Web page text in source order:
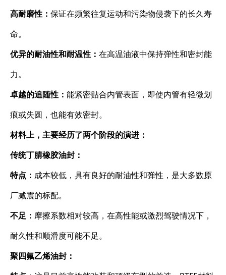
高耐磨性： 保证在频繁往复运动和污染物侵袭下的长久寿
命。
优异的耐油性和耐温性： 在高温油液中保持弹性和密封能
力。
卓越的追随性： 能紧密贴合内管表面，即使内管有轻微划
痕或失圆，也能有效密封。
材料上，主要经历了两个阶段的演进：
传统丁腈橡胶油封：
特点： 成本较低，具有良好的耐油性和弹性，是大多数原
厂减震的标配。
不足： 摩擦系数相对较高，在高性能或激烈驾驶情况下，
耐久性和顺滑度可能不足。
聚四氟乙烯油封：